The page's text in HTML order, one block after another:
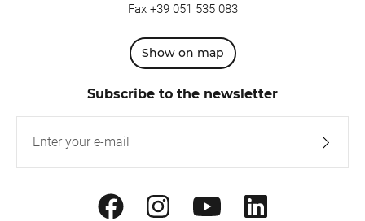
Fax +39 051 535 083
Show on map
Subscribe to the newsletter